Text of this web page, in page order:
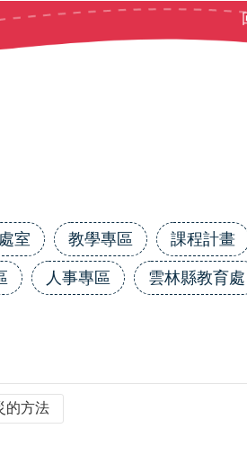
室 教學專區 課程計畫
人事專區 雲林縣教育處
的方法